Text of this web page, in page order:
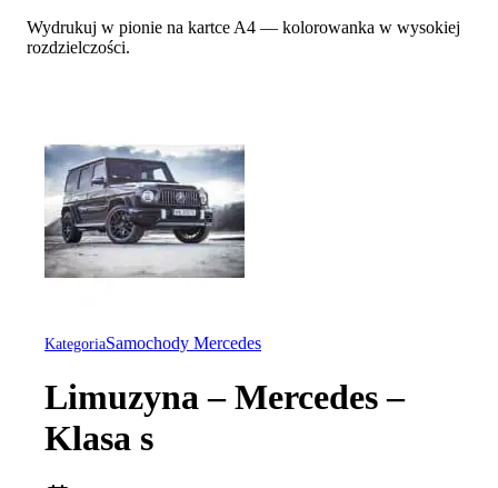
Wydrukuj w pionie na kartce A4 — kolorowanka w wysokiej
rozdzielczości.
KategoriaSamochody Mercedes
Limuzyna – Mercedes –
Klasa s